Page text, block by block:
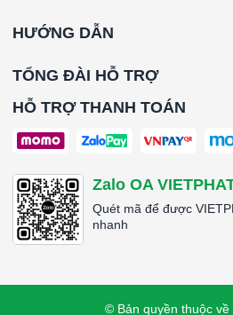
HƯỚNG DẪN
TỔNG ĐÀI HỖ TRỢ
HỖ TRỢ THANH TOÁN
Zalo OA
Quét mã để được
nhanh
© Bản quyền thuộc về